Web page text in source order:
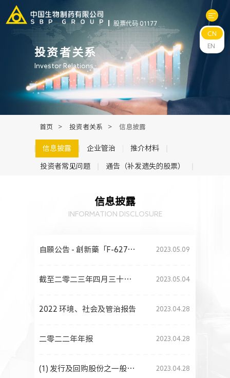
股票代码 01177
关于中生
科研与管线
可持续发展
CN
EN
投资者关系
Investor Relations
首页 > 投资者关系 > 信息披露
信息披露 企业管治 推介材料
投资者常见问题 通告（补发遗失的股票）
信息披露
INFORMATION DISCLOSURE
自願公告 - 創新藥「F-627（艾貝格司亭α注射液）」獲批上市 2023.05.09
截至二零二三年四月三十日止月份的股份发行人的证券变动月报表 2023.05.04
2022 环境、社会及管治报告 2023.04.28
二零二二年年报 2023.04.28
(1) 发行及回购股份之一般授权、(2) 重选董事、(3) 采纳购股权计划及(4) 股东周年大会通告 2023.04.28